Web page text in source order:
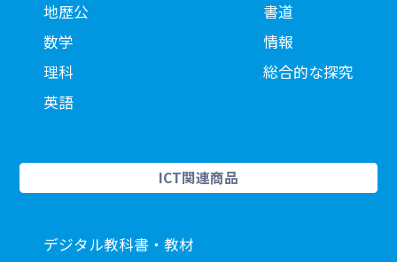
地歴公
数学
理科
英語
書道
情報
総合的な探究
ICT関連商品
デジタル教科書・教材